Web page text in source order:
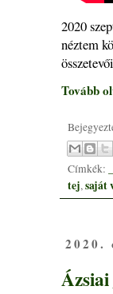
2020
néztem
Tovább
Címkék:
tej,saját
2020.